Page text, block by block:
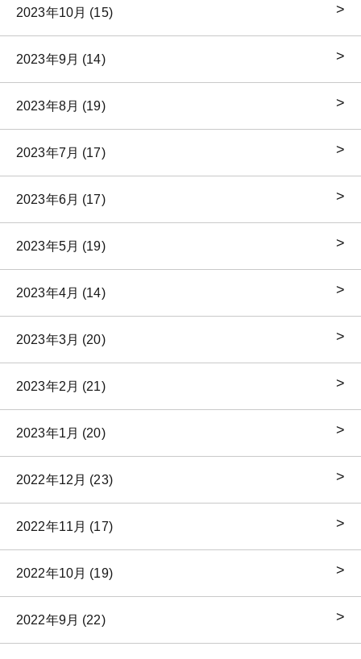
2023年10月 (15)
2023年9月 (14)
2023年8月 (19)
2023年7月 (17)
2023年6月 (17)
2023年5月 (19)
2023年4月 (14)
2023年3月 (20)
2023年2月 (21)
2023年1月 (20)
2022年12月 (23)
2022年11月 (17)
2022年10月 (19)
2022年9月 (22)